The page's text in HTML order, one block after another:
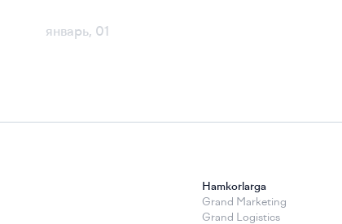
январь, 01
Hamkorlarga
Grand Marketing
Grand Logistics